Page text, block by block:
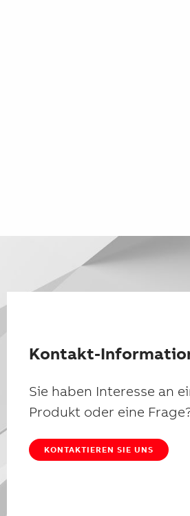
Kontakt-
Sie haben Interesse an
Produkt oder eine
KONTAKTIEREN SIE UNS